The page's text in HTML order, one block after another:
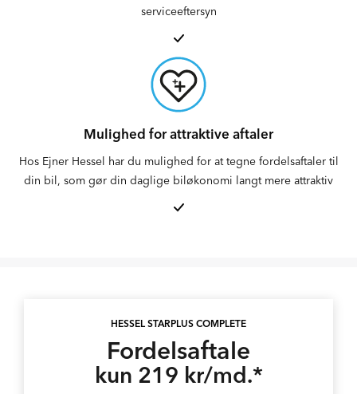
serviceeftersyn
Mulighed for attraktive aftaler
Hos Ejner Hessel har du mulighed for at tegne fordelsaftaler til
din bil, som gør din daglige biløkonomi langt mere attraktiv
HESSEL STARPLUS COMPLETE
Fordelsaftale
kun 219 kr/md.*